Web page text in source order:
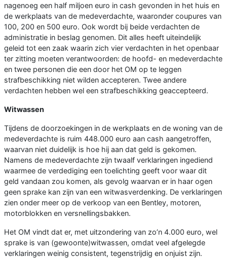
nagenoeg een half miljoen euro in cash gevonden in het huis en
de werkplaats van de medeverdachte, waaronder coupures van
100, 200 en 500 euro. Ook wordt bij beide verdachten de
administratie in beslag genomen. Dit alles heeft uiteindelijk
geleid tot een zaak waarin zich vier verdachten in het openbaar
ter zitting moeten verantwoorden: de hoofd- en medeverdachte
en twee personen die een door het OM op te leggen
strafbeschikking niet wilden accepteren. Twee andere
verdachten hebben wel een strafbeschikking geaccepteerd.
Witwassen
Tijdens de doorzoekingen in de werkplaats en de woning van de
medeverdachte is ruim 448.000 euro aan cash aangetroffen,
waarvan niet duidelijk is hoe hij aan dat geld is gekomen.
Namens de medeverdachte zijn twaalf verklaringen ingediend
waarmee de verdediging een toelichting geeft voor waar dit
geld vandaan zou komen, als gevolg waarvan er in haar ogen
geen sprake kan zijn van een witwasverdenking. De verklaringen
zien onder meer op de verkoop van een Bentley, motoren,
motorblokken en versnellingsbakken.
Het OM vindt dat er, met uitzondering van zo’n 4.000 euro, wel
sprake is van (gewoonte)witwassen, omdat veel afgelegde
verklaringen weinig consistent, tegenstrijdig en onjuist zijn.